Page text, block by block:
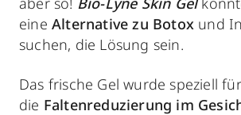
eine Alternative zu Botox und
suchen, die Lösung sein.
Das frische Gel wurde speziell für
die Faltenreduzierung im